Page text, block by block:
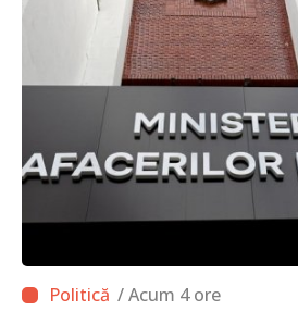
/ Acum 4 ore